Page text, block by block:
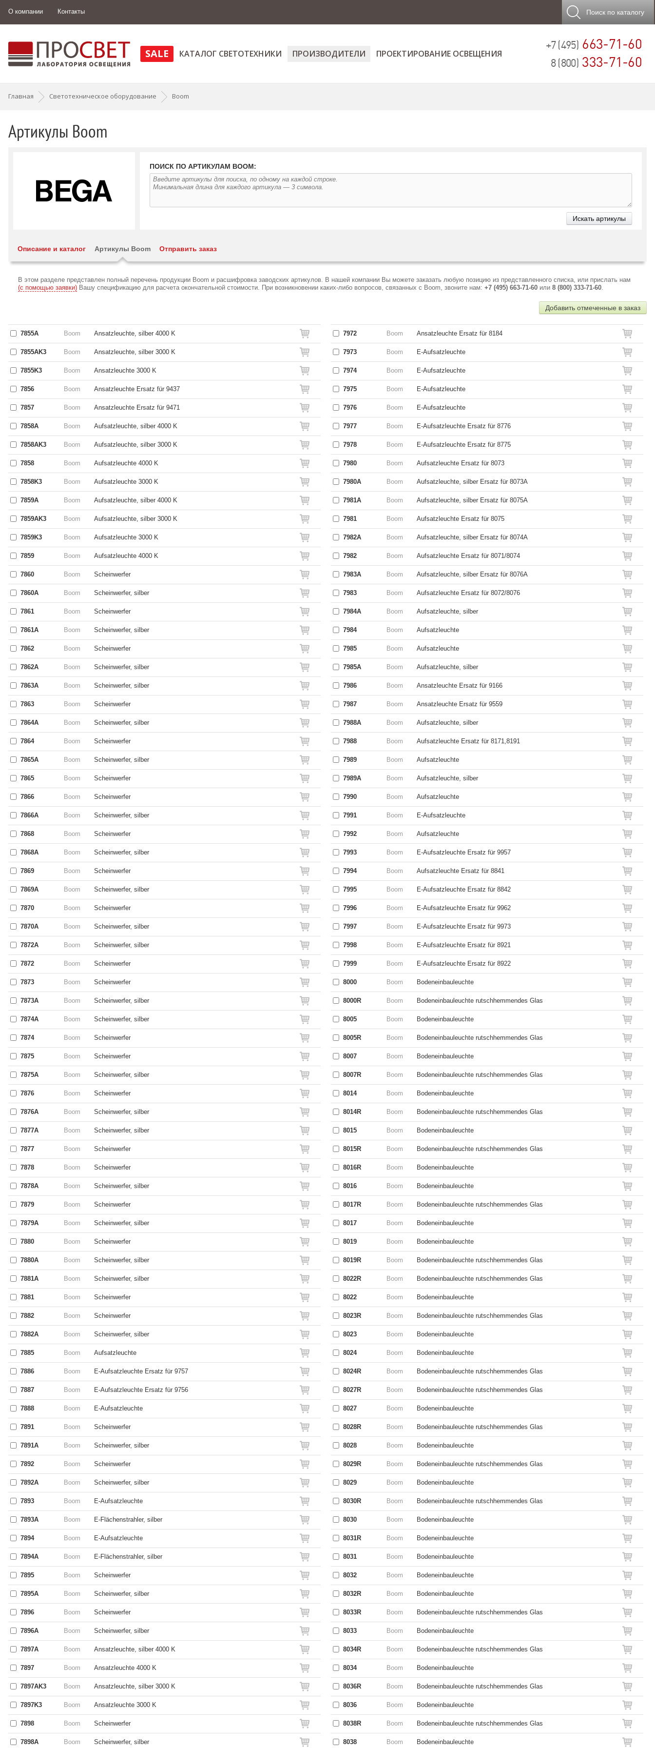
О компании Контакты Поиск по каталогу
+7 (495) 663-71-60
8 (800) 333-71-60
SALE КАТАЛОГ СВЕТОТЕХНИКИ ПРОИЗВОДИТЕЛИ ПРОЕКТИРОВАНИЕ ОСВЕЩЕНИЯ
Главная Светотехническое оборудование Boom
Артикулы Boom
ПОИСК ПО АРТИКУЛАМ BOOM:
Описание и каталог Артикулы Boom Отправить заказ
В этом разделе представлен полный перечень продукции Boom и расшифровка заводских артикулов. В нашей компании Вы можете заказать любую позицию из представленного списка, или прислать нам
(с помощью заявки) Вашу спецификацию для расчета окончательной стоимости. При возникновении каких-либо вопросов, связанных с Boom, звоните нам: +7 (495) 663-71-60 или 8 (800) 333-71-60.
Добавить отмеченные в заказ
7855A Boom Ansatzleuchte, silber 4000 K
7855AK3 Boom Ansatzleuchte, silber 3000 K
7855K3 Boom Ansatzleuchte 3000 K
7856 Boom Ansatzleuchte Ersatz für 9437
7857 Boom Ansatzleuchte Ersatz für 9471
7858A Boom Aufsatzleuchte, silber 4000 K
7858AK3 Boom Aufsatzleuchte, silber 3000 K
7858 Boom Aufsatzleuchte 4000 K
7858K3 Boom Aufsatzleuchte 3000 K
7859A Boom Aufsatzleuchte, silber 4000 K
7859AK3 Boom Aufsatzleuchte, silber 3000 K
7859K3 Boom Aufsatzleuchte 3000 K
7859 Boom Aufsatzleuchte 4000 K
7860 Boom Scheinwerfer
7860A Boom Scheinwerfer, silber
7861 Boom Scheinwerfer
7861A Boom Scheinwerfer, silber
7862 Boom Scheinwerfer
7862A Boom Scheinwerfer, silber
7863A Boom Scheinwerfer, silber
7863 Boom Scheinwerfer
7864A Boom Scheinwerfer, silber
7864 Boom Scheinwerfer
7865A Boom Scheinwerfer, silber
7865 Boom Scheinwerfer
7866 Boom Scheinwerfer
7866A Boom Scheinwerfer, silber
7868 Boom Scheinwerfer
7868A Boom Scheinwerfer, silber
7869 Boom Scheinwerfer
7869A Boom Scheinwerfer, silber
7870 Boom Scheinwerfer
7870A Boom Scheinwerfer, silber
7872A Boom Scheinwerfer, silber
7872 Boom Scheinwerfer
7873 Boom Scheinwerfer
7873A Boom Scheinwerfer, silber
7874A Boom Scheinwerfer, silber
7874 Boom Scheinwerfer
7875 Boom Scheinwerfer
7875A Boom Scheinwerfer, silber
7876 Boom Scheinwerfer
7876A Boom Scheinwerfer, silber
7877A Boom Scheinwerfer, silber
7877 Boom Scheinwerfer
7878 Boom Scheinwerfer
7878A Boom Scheinwerfer, silber
7879 Boom Scheinwerfer
7879A Boom Scheinwerfer, silber
7880 Boom Scheinwerfer
7880A Boom Scheinwerfer, silber
7881A Boom Scheinwerfer, silber
7881 Boom Scheinwerfer
7882 Boom Scheinwerfer
7882A Boom Scheinwerfer, silber
7885 Boom Aufsatzleuchte
7886 Boom E-Aufsatzleuchte Ersatz für 9757
7887 Boom E-Aufsatzleuchte Ersatz für 9756
7888 Boom E-Aufsatzleuchte
7891 Boom Scheinwerfer
7891A Boom Scheinwerfer, silber
7892 Boom Scheinwerfer
7892A Boom Scheinwerfer, silber
7893 Boom E-Aufsatzleuchte
7893A Boom E-Flächenstrahler, silber
7894 Boom E-Aufsatzleuchte
7894A Boom E-Flächenstrahler, silber
7895 Boom Scheinwerfer
7895A Boom Scheinwerfer, silber
7896 Boom Scheinwerfer
7896A Boom Scheinwerfer, silber
7897A Boom Ansatzleuchte, silber 4000 K
7897 Boom Ansatzleuchte 4000 K
7897AK3 Boom Ansatzleuchte, silber 3000 K
7897K3 Boom Ansatzleuchte 3000 K
7898 Boom Scheinwerfer
7898A Boom Scheinwerfer, silber
7972 Boom Ansatzleuchte Ersatz für 8184
7973 Boom E-Aufsatzleuchte
7974 Boom E-Aufsatzleuchte
7975 Boom E-Aufsatzleuchte
7976 Boom E-Aufsatzleuchte
7977 Boom E-Aufsatzleuchte Ersatz für 8776
7978 Boom E-Aufsatzleuchte Ersatz für 8775
7980 Boom Aufsatzleuchte Ersatz für 8073
7980A Boom Aufsatzleuchte, silber Ersatz für 8073A
7981A Boom Aufsatzleuchte, silber Ersatz für 8075A
7981 Boom Aufsatzleuchte Ersatz für 8075
7982A Boom Aufsatzleuchte, silber Ersatz für 8074A
7982 Boom Aufsatzleuchte Ersatz für 8071/8074
7983A Boom Aufsatzleuchte, silber Ersatz für 8076A
7983 Boom Aufsatzleuchte Ersatz für 8072/8076
7984A Boom Aufsatzleuchte, silber
7984 Boom Aufsatzleuchte
7985 Boom Aufsatzleuchte
7985A Boom Aufsatzleuchte, silber
7986 Boom Ansatzleuchte Ersatz für 9166
7987 Boom Ansatzleuchte Ersatz für 9559
7988A Boom Aufsatzleuchte, silber
7988 Boom Aufsatzleuchte Ersatz für 8171,8191
7989 Boom Aufsatzleuchte
7989A Boom Aufsatzleuchte, silber
7990 Boom Aufsatzleuchte
7991 Boom E-Aufsatzleuchte
7992 Boom Aufsatzleuchte
7993 Boom E-Aufsatzleuchte Ersatz für 9957
7994 Boom Aufsatzleuchte Ersatz für 8841
7995 Boom E-Aufsatzleuchte Ersatz für 8842
7996 Boom E-Aufsatzleuchte Ersatz für 9962
7997 Boom E-Aufsatzleuchte Ersatz für 9973
7998 Boom E-Aufsatzleuchte Ersatz für 8921
7999 Boom E-Aufsatzleuchte Ersatz für 8922
8000 Boom Bodeneinbauleuchte
8000R Boom Bodeneinbauleuchte rutschhemmendes Glas
8005 Boom Bodeneinbauleuchte
8005R Boom Bodeneinbauleuchte rutschhemmendes Glas
8007 Boom Bodeneinbauleuchte
8007R Boom Bodeneinbauleuchte rutschhemmendes Glas
8014 Boom Bodeneinbauleuchte
8014R Boom Bodeneinbauleuchte rutschhemmendes Glas
8015 Boom Bodeneinbauleuchte
8015R Boom Bodeneinbauleuchte rutschhemmendes Glas
8016R Boom Bodeneinbauleuchte
8016 Boom Bodeneinbauleuchte
8017R Boom Bodeneinbauleuchte rutschhemmendes Glas
8017 Boom Bodeneinbauleuchte
8019 Boom Bodeneinbauleuchte
8019R Boom Bodeneinbauleuchte rutschhemmendes Glas
8022R Boom Bodeneinbauleuchte rutschhemmendes Glas
8022 Boom Bodeneinbauleuchte
8023R Boom Bodeneinbauleuchte rutschhemmendes Glas
8023 Boom Bodeneinbauleuchte
8024 Boom Bodeneinbauleuchte
8024R Boom Bodeneinbauleuchte rutschhemmendes Glas
8027R Boom Bodeneinbauleuchte rutschhemmendes Glas
8027 Boom Bodeneinbauleuchte
8028R Boom Bodeneinbauleuchte rutschhemmendes Glas
8028 Boom Bodeneinbauleuchte
8029R Boom Bodeneinbauleuchte rutschhemmendes Glas
8029 Boom Bodeneinbauleuchte
8030R Boom Bodeneinbauleuchte rutschhemmendes Glas
8030 Boom Bodeneinbauleuchte
8031R Boom Bodeneinbauleuchte
8031 Boom Bodeneinbauleuchte
8032 Boom Bodeneinbauleuchte
8032R Boom Bodeneinbauleuchte
8033R Boom Bodeneinbauleuchte rutschhemmendes Glas
8033 Boom Bodeneinbauleuchte
8034R Boom Bodeneinbauleuchte rutschhemmendes Glas
8034 Boom Bodeneinbauleuchte
8036R Boom Bodeneinbauleuchte rutschhemmendes Glas
8036 Boom Bodeneinbauleuchte
8038R Boom Bodeneinbauleuchte rutschhemmendes Glas
8038 Boom Bodeneinbauleuchte